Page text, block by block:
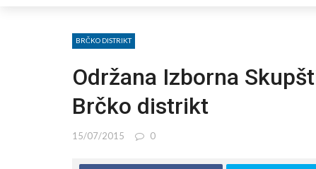
BRČKO DISTRIKT
Održana Izborna
Brčko distrikt
15/07/2015 0